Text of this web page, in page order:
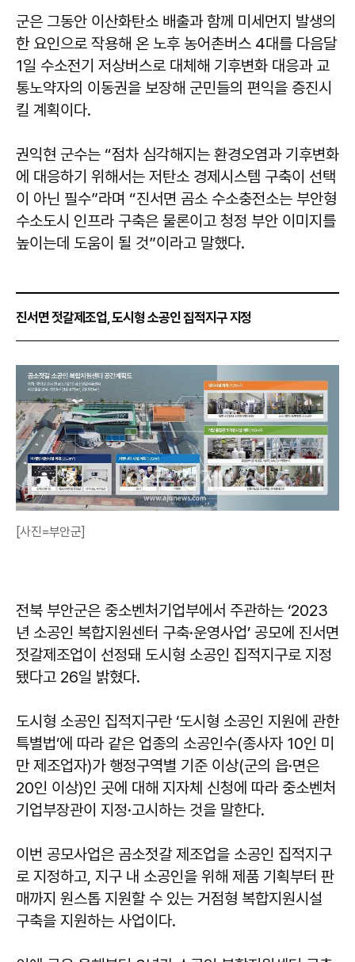
군은 그동안 이산화탄소 배출과 함께 미세먼지 발생의
한 요인으로 작용해 온 노후 농어촌버스 4대를 다음달
1일 수소전기 저상버스로 대체해 기후변화 대응과 교
통노약자의 이동권을 보장해 군민들의 편익을 증진시
킬 계획이다.
권익현 군수는 “점차 심각해지는 환경오염과 기후변화
에 대응하기 위해서는 저탄소 경제시스템 구축이 선택
이 아닌 필수”라며 “진서면 곰소 수소충전소는 부안형
수소도시 인프라 구축은 물론이고 청정 부안 이미지를
높이는데 도움이 될 것”이라고 말했다.
진서면 젓갈제조업, 도시형 소공인 집적지구 지정
[사진=부안군]
전북 부안군은 중소벤처기업부에서 주관하는 ‘2023
년 소공인 복합지원센터 구축·운영사업’ 공모에 진서면
젓갈제조업이 선정돼 도시형 소공인 집적지구로 지정
됐다고 26일 밝혔다.
도시형 소공인 집적지구란 ‘도시형 소공인 지원에 관한
특별법’에 따라 같은 업종의 소공인수(종사자 10인 미
만 제조업자)가 행정구역별 기준 이상(군의 읍·면은
20인 이상)인 곳에 대해 지자체 신청에 따라 중소벤처
기업부장관이 지정·고시하는 것을 말한다.
이번 공모사업은 곰소젓갈 제조업을 소공인 집적지구
로 지정하고, 지구 내 소공인을 위해 제품 기획부터 판
매까지 원스톱 지원할 수 있는 거점형 복합지원시설
구축을 지원하는 사업이다.